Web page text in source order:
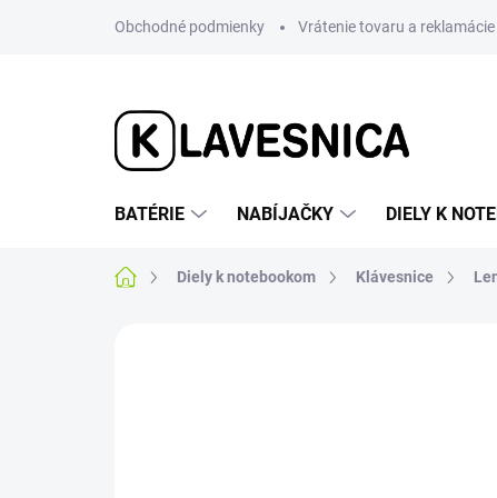
Obchodné podmienky Vrátenie tovaru a reklamácie
BATÉRIE NABÍJAČKY DIELY K
DomovDiely k notebookom Klávesnice